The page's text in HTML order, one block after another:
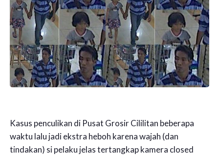
Kasus penculikan di Pusat Grosir Cililitan beberapa
waktu lalu jadi ekstra heboh karena wajah (dan
tindakan) si pelaku jelas tertangkap kamera closed